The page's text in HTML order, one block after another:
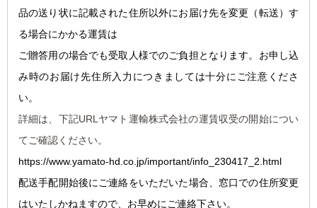
品の送り状に記載された住所以外にお届け先を変更（転送）す
る場合にかかる運賃は
ご贈答用の場合でも受取人様でのご負担となります。お申し込
み時のお届け先住所入力につきましては十分にご注意くださ
い。
詳細は、下記URLヤマト運輸株式会社の運賃収受の開始につい
てご確認ください。
https://www.yamato-hd.co.jp/important/info_230417_2.html
配送手配開始後にご連絡をいただいた場合、窓口での住所変更
はいたしかねますので、お早めにご連絡下さい。